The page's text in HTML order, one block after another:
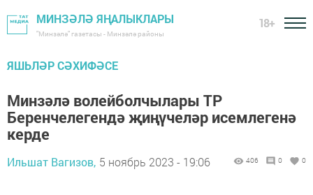
МИНЗӘЛӘ ЯҢАЛЫКЛАРЫ
"Минзәлә" газетасы - Минзәлә районы
18+
ЯШЬЛӘР СӘХИФӘСЕ
Минзәлә волейболчылары ТР
Беренчелегендә җиңүчеләр исемлегенә
керде
Ильшат Вагизов, 5 ноябрь 2023 - 19:06 406 0 0